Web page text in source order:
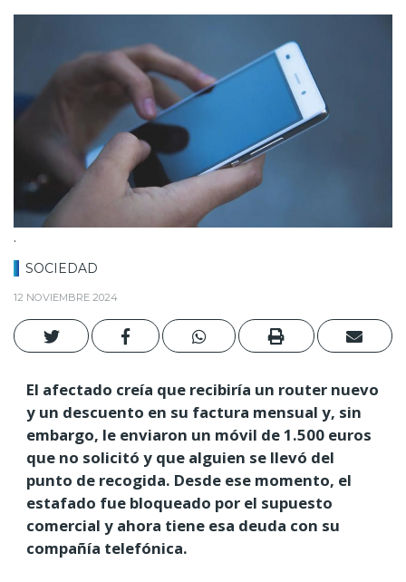
.
SOCIEDAD
12 NOVIEMBRE 2024
El afectado creía que recibiría un router nuevo
y un descuento en su factura mensual y, sin
embargo, le enviaron un móvil de 1.500 euros
que no solicitó y que alguien se llevó del
punto de recogida. Desde ese momento, el
estafado fue bloqueado por el supuesto
comercial y ahora tiene esa deuda con su
compañía telefónica.